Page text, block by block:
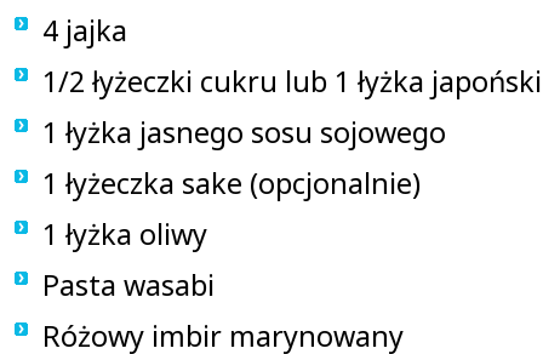
4 jajka
1/2 łyżeczki cukru lub 1 łyżka
1 łyżka jasnego sosu sojowego
1 łyżeczka sake (opcjonalnie)
1 łyżka oliwy
Pasta wasabi
Różowy imbir marynowany